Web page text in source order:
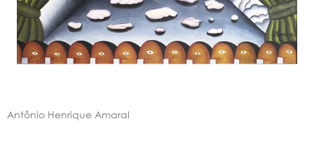
Antônio Henrique Amaral